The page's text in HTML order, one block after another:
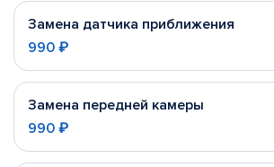
Замена датчика приближения
990 ₽
Замена передней камеры
990 ₽